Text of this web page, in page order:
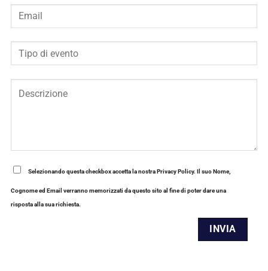
Selezionando questa checkbox accetta la nostra Privacy Policy. Il suo Nome,
Cognome ed Email verranno memorizzati da questo sito al fine di poter dare una
risposta alla sua richiesta.